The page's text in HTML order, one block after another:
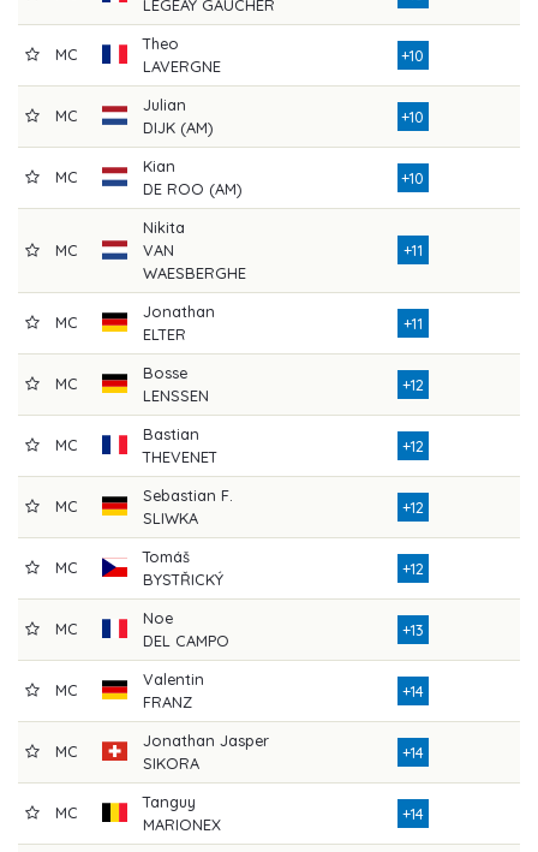
LEGEAY GAUCHER
MC
Theo
LAVERGNE
+10
MC
Julian
DIJK (AM)
+10
MC
Kian
DE ROO (AM)
+10
MC
Nikita
VAN
WAESBERGHE
+11
MC
Jonathan
ELTER
+11
MC
Bosse
LENSSEN
+12
MC
Bastian
THEVENET
+12
MC
Sebastian F.
SLIWKA
+12
MC
Tomáš
BYSTŘICKÝ
+12
MC
Noe
DEL CAMPO
+13
MC
Valentin
FRANZ
+14
MC
Jonathan Jasper
SIKORA
+14
MC
Tanguy
MARIONEX
+14